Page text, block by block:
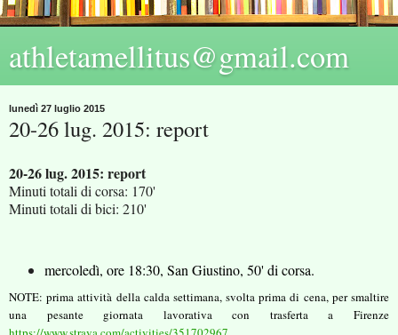
athletamellitus@gmail.com
lunedì 27 luglio 2015
20-26 lug. 2015: report
20-26 lug. 2015: report
Minuti totali di corsa: 170'
Minuti totali di bici: 210'
mercoledì, ore 18:30, San Giustino, 50' di corsa.
NOTE: prima attività della calda settimana, svolta prima di cena, per smaltire
una pesante giornata lavorativa con trasferta a Firenze